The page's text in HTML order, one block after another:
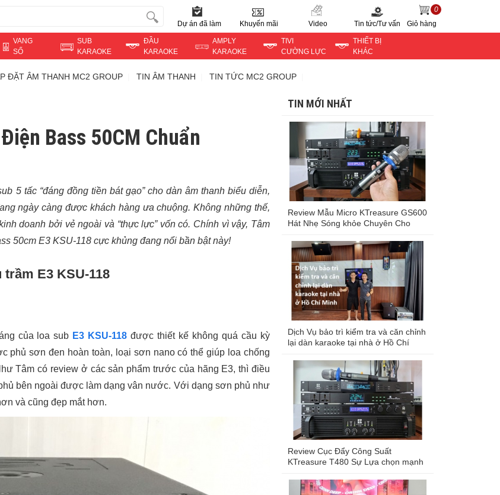
Dự án đã làm Khuyến mãi Video Tin tức/Tư vấn
0
Giỏ hàng
VANG
SỐ
SUB
KARAOKE
ĐẦU
KARAOKE
AMPLY
KARAOKE
TIVI
CƯỜNG LỰC
THIẾT BỊ
KHÁC
ĐẶT ÂM THANH MC2 GROUP TIN ÂM THANH TIN TỨC MC2 GROUP
Bass 50CM Chuẩn
5 tấc “đáng đồng tiền bát gạo” cho dàn âm thanh biểu diễn,
ngày càng được khách hàng ưa chuộng. Không những thế,
doanh bởi vẻ ngoài và “thực lực” vốn có. Chính vì vậy, Tâm
50cm E3 KSU-118 cực khủng đang nổi bần bật này!
E3 KSU-118
của loa sub E3 KSU-118 được thiết kế không quá cầu kỳ
phủ sơn đen hoàn toàn, loại sơn nano có thể giúp loa chống
Tâm có review ở các sản phẩm trước của hãng E3, thì điều
bên ngoài được làm dạng vân nước. Với dạng sơn phủ như
và cũng đẹp mắt hơn.
TIN MỚI NHẤT
Review Mẫu Micro KTreasure GS600
Hát Nhẹ Sóng khỏe Chuyên Cho
Dịch Vụ bảo trì kiểm tra và căn chỉnh
lại dàn karaoke tại nhà ở Hồ Chí
Review Cục Đẩy Công Suất
KTreasure T480 Sự Lựa chọn mạnh